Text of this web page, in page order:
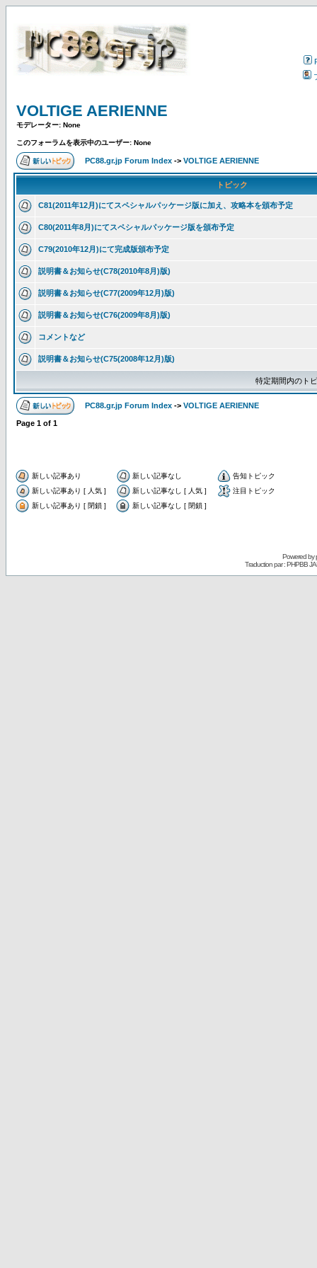
VOLTIGE AERIENNE
モデレーター: None
このフォーラムを表示中のユーザー: None
PC88.gr.jp Forum Index -> VOLTIGE AERIENNE
トピック
C81(2011年12月)にてスペシャルパッケージ版に加え、攻略本を頒布予定
C80(2011年8月)にてスペシャルパッケージ版を頒布予定
C79(2010年12月)にて完成版頒布予定
説明書＆お知らせ(C78(2010年8月)版)
説明書＆お知らせ(C77(2009年12月)版)
説明書＆お知らせ(C76(2009年8月)版)
コメントなど
説明書＆お知らせ(C75(2008年12月)版)
特定期間内のト
PC88.gr.jp Forum Index -> VOLTIGE AERIENNE
Page 1 of 1
新しい記事あり 新しい記事なし
告知トピック
新しい記事あり [ 人気 ]
新しい記事なし [ 人気 ]
注目トピック
新しい記事あり [ 閉鎖 ]
新しい記事なし [ 閉鎖 ]
Powered by
Traduction par : PHPBB